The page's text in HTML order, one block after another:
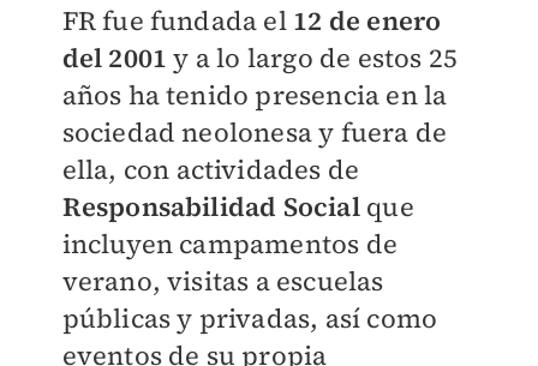
FR fue fundada el 12 de enero
del 2001 y a lo largo de estos 25
años ha tenido presencia en la
sociedad neolonesa y fuera de
ella, con actividades de
Responsabilidad Social que
incluyen campamentos de
verano, visitas a escuelas
públicas y privadas, así como
eventos de su propia